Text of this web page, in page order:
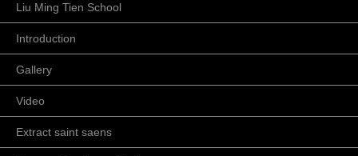
Liu Ming Tien School
Introduction
Gallery
Video
Extract saint saens